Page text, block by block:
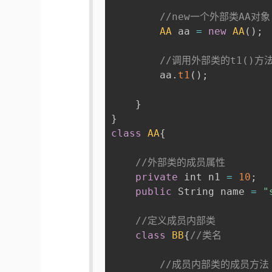
//new一个外部类AA对象
AA aa = new AA( ) ;
//调用外部类的t1()方
        aa
. t1 ( ) ;
}
}
class
AA{
//外部类的成员属性
private int n1 = 10 ;
public String name =
//定义成员内部类
class
BB{//类名
//成员内部类的成员方法